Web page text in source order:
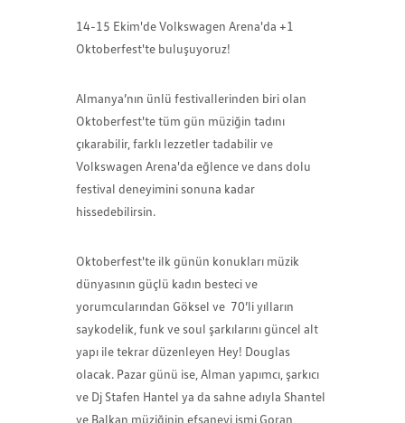
14-15 Ekim'de Volkswagen Arena'da +1
Oktoberfest'te buluşuyoruz!
Almanya’nın ünlü festivallerinden biri olan
Oktoberfest'te tüm gün müziğin tadını
çıkarabilir, farklı lezzetler tadabilir ve
Volkswagen Arena'da eğlence ve dans dolu
festival deneyimini sonuna kadar
hissedebilirsin.
Oktoberfest'te ilk günün konukları müzik
dünyasının güçlü kadın besteci ve
yorumcularından Göksel ve 70’li yılların
saykodelik, funk ve soul şarkılarını güncel alt
yapı ile tekrar düzenleyen Hey! Douglas
olacak. Pazar günü ise, Alman yapımcı, şarkıcı
ve Dj Stafen Hantel ya da sahne adıyla Shantel
ve Balkan müziğinin efsanevi ismi Goran